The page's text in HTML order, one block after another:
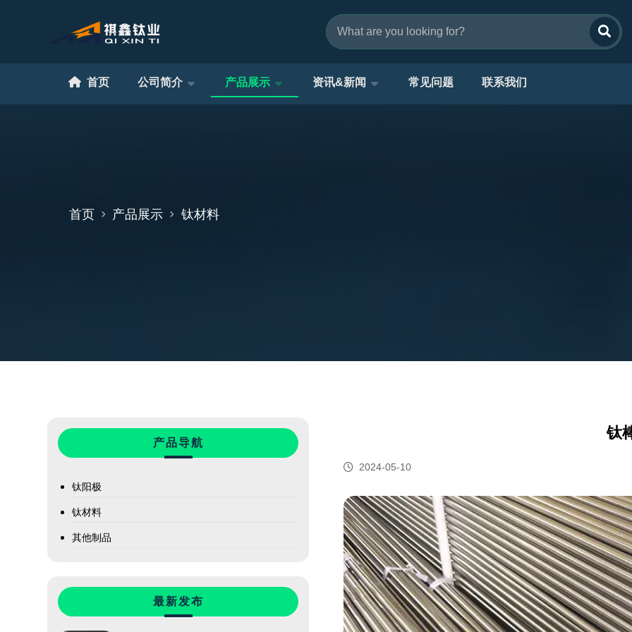
首页 公司简介 产品展示 资讯&新闻 常见问题 联系我们
首页 产品展示 钛材料
钛
2024-05-10
产品导航
钛阳极
钛材料
其他制品
最新发布